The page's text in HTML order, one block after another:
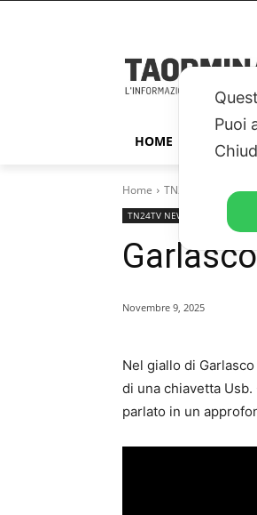
HOME TAORMINA
Home TN24TV NEWS
TN24TV NEWS
Novembre 9, 2025
Nel giallo di
di una chiavetta
parlato in un
Puoi